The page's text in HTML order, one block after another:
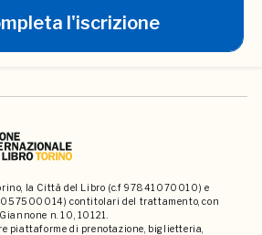
l'iscrizione
la Città del Libro (c.f 97841070010) e
contitolari del trattamento, con
n. 10, 10121.
piattaforme di prenotazione, biglietteria,